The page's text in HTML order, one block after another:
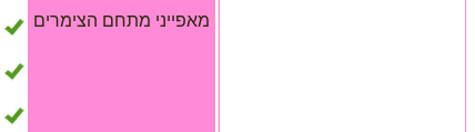
מאפייני מתחם הצימרים